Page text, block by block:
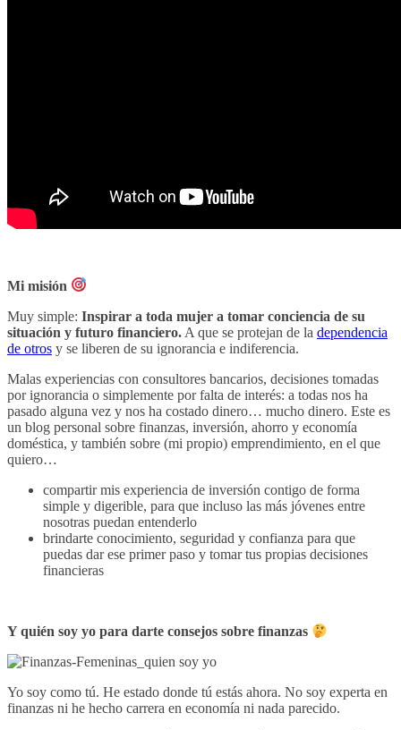
Mi misión
Muy simple: Inspirar a toda mujer a tomar conciencia de su
situación y futuro financiero. A que se protejan de la dependencia
de otros y se liberen de su ignorancia e indiferencia.
Malas experiencias con consultores bancarios, decisiones tomadas
por ignorancia o simplemente por falta de interés: a todas nos ha
pasado alguna vez y nos ha costado dinero… mucho dinero. Este es
un blog personal sobre finanzas, inversión, ahorro y economía
doméstica, y también sobre (mi propio) emprendimiento, en el que
quiero…
compartir mis experiencia de inversión contigo de forma
simple y digerible, para que incluso las más jóvenes entre
nosotras puedan entenderlo
brindarte conocimiento, seguridad y confianza para que
puedas dar ese primer paso y tomar tus propias decisiones
financieras
Y quién soy yo para darte consejos sobre finanzas
Yo soy como tú. He estado donde tú estás ahora. No soy experta en
finanzas ni he hecho carrera en economía ni nada parecido.